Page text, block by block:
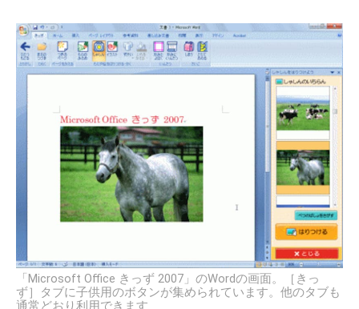
「Microsoft Office きっず 2007」のWordの画面。［きっ
ず］タブに子供用のボタンが集められています。他のタブも
通常どおり利用できます